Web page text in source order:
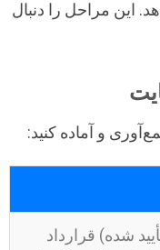
این مراحل را دنبال
و آماده کنید:
شده) قرارداد